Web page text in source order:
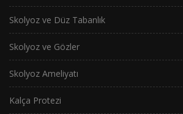
Skolyoz ve Düz Tabanlık
Skolyoz ve Gözler
Skolyoz Ameliyatı
Kalça Protezi